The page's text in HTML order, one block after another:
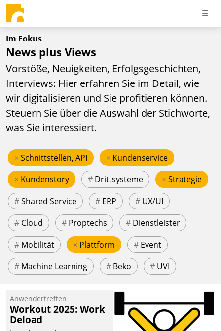
Im Fokus
News plus Views
Vorstöße, Neuigkeiten, Erfolgsgeschichten,
Interviews: Hier erfahren Sie im Detail, wie
wir digitalisieren und Sie profitieren können.
Steuern Sie über die Auswahl der Stichworte,
was Sie interessiert.
× Schnittstellen, API × Kundenservice
× Kundenstory # Drittsysteme × Strategie
#Shared Service # ERP # UX/UI
# Cloud # Proptechs # Dienstleister
# Mobilität × Plattform # Event
# Machine Learning # Beko # UVI
Anwendertreffen
Workout 2025: Work
Deload